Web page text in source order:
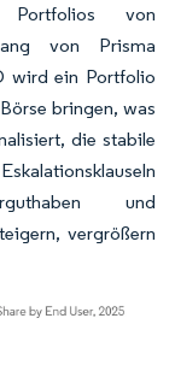
Portfolios von
von Prisma
wird ein Portfolio
bringen, was
die stabile
und
vergrößern